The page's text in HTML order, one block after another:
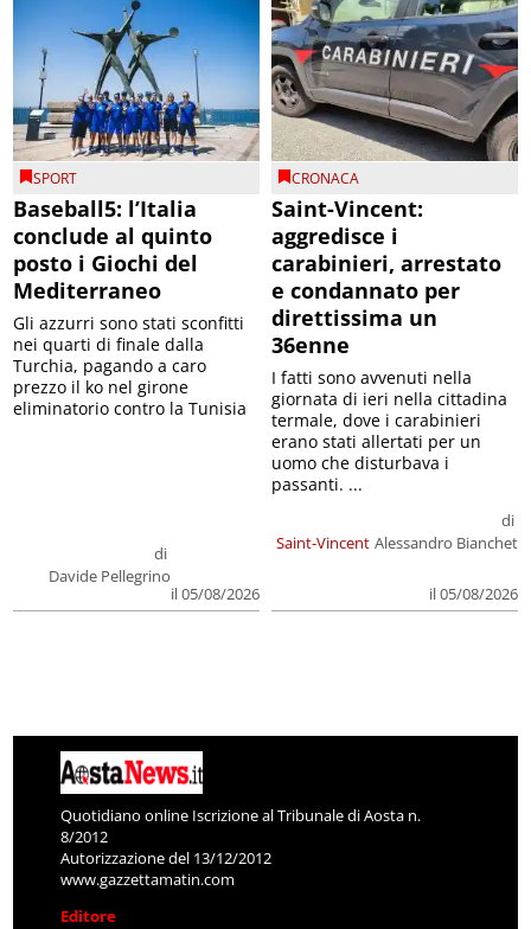
SPORT
Baseball5: l’Italia
conclude al quinto
posto i Giochi del
Mediterraneo
di
Davide Pellegrino
il 05/08/2026
Gli azzurri sono stati sconfitti
nei quarti di finale dalla
Turchia, pagando a caro
prezzo il ko nel girone
eliminatorio contro la Tunisia
CRONACA
Saint-Vincent:
aggredisce i
carabinieri, arrestato
e condannato per
direttissima un
36enne
Saint-Vincent
di
Alessandro Bianchet
il 05/08/2026
I fatti sono avvenuti nella
giornata di ieri nella cittadina
termale, dove i carabinieri
erano stati allertati per un
uomo che disturbava i
passanti. ...
Quotidiano online Iscrizione al Tribunale di Aosta n.
8/2012
Autorizzazione del 13/12/2012
www.gazzettamatin.com
Editore